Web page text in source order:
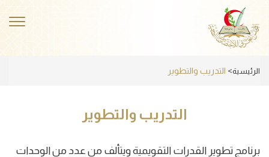
main
content
الرئيسية التدريب والتطوير
التدريب والتطوير
برنامج تطوير القدرات التقويميةويتألف من عدد من الوحدات